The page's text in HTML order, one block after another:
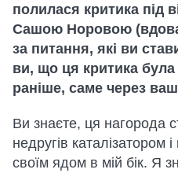
полилася критика під
Сашою Норовою
за питання, які ви
ви, що ця критика
раніше, саме через
Ви знаєте, ця нагорода
недругів каталізатором
своїм ядом в мій бік. Я